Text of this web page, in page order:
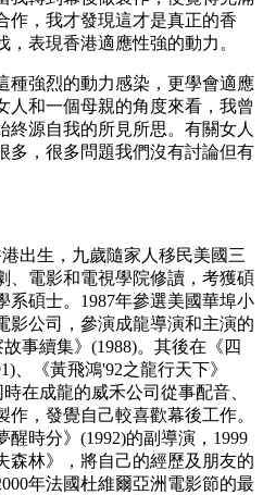
作，我才發現這才是真正的香
表現香港適應性強的動力。
種強烈的動力感染，更學會適應
人和一個母親的角度來看，我曾
終源自我的所見所思。有關女人
多，很多問題我們沒有討論但有
出生，九歲隨家人移民美國三
、電影和電視學院修讀，考獲碩
系碩士。1987年參選美國華埠小
影公司，參演成龍導演和主演的
故事續集》(1988)。其後在《四
、《黃飛鴻'92之龍行天下》
在成龍的威禾公司從事配音、
，發覺自己較喜歡幕後工作。
醒時分》(1992)的副導演，1999
森林》，將自己的經歷及朋友的
年法國杜維爾亞洲電影節的最